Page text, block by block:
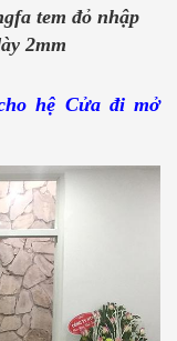
tem đỏ nhập
2mm
hệ Cửa đi mở